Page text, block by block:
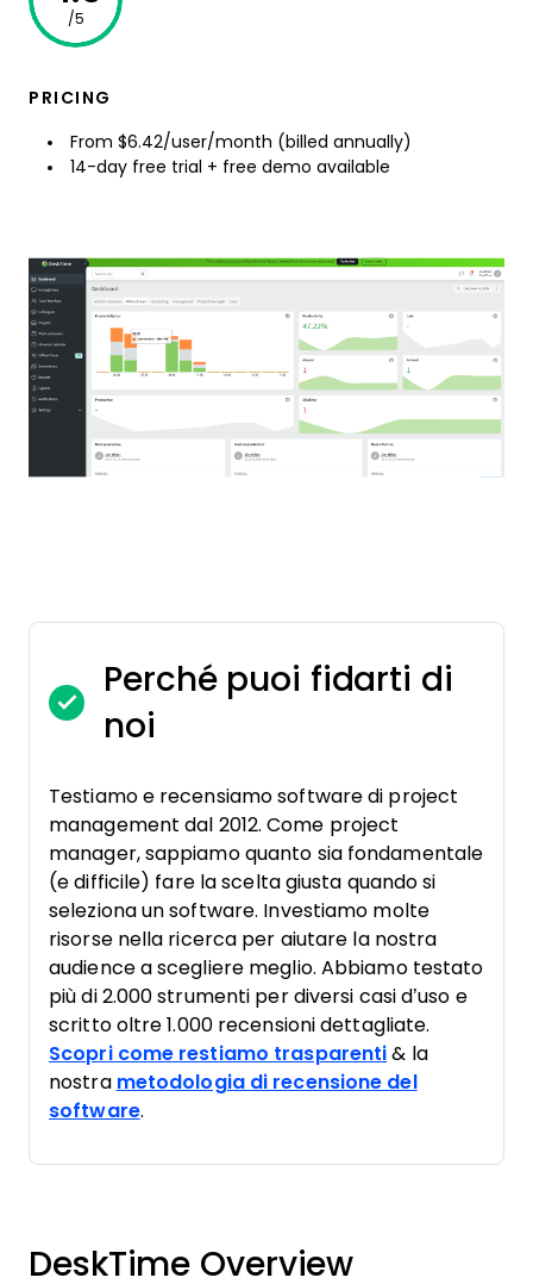
/5
PRICING
From $6.42/user/month (billed annually)
14-day free trial + free demo available
Perché puoi fidarti di
noi
Testiamo e recensiamo software di project
management dal 2012. Come project
manager, sappiamo quanto sia fondamentale
(e difficile) fare la scelta giusta quando si
seleziona un software. Investiamo molte
risorse nella ricerca per aiutare la nostra
audience a scegliere meglio. Abbiamo testato
più di 2.000 strumenti per diversi casi d’uso e
scritto oltre 1.000 recensioni dettagliate.
Scopri come restiamo trasparenti & la
nostra metodologia di recensione del
software.
DeskTime Overview